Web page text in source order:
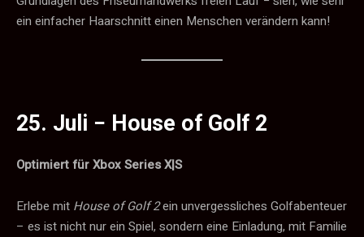
ein einfacher Haarschnitt einen Menschen verändern kann!
25. Juli − House of Golf 2
Optimiert für Xbox Series X|S
Erlebe mit House of Golf 2ein unvergessliches Golfabenteuer
– es ist nicht nur ein Spiel, sondern eine Einladung, mit Familie